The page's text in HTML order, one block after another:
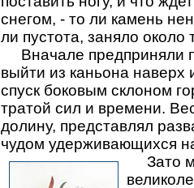
снегом, - то ли камень
ли пустота, заняло около
Вначале предприняли
выйти из каньона наверх
спуск боковым склоном
тратой сил и времени.
долину, представлял
чудом удерживающихся
Зато